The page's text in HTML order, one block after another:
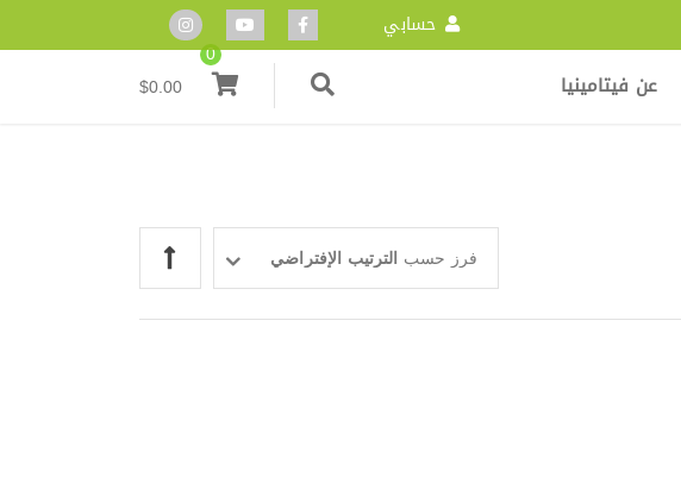
حسابي
عن فيتامينيا
0
$0.00
فرز حسب الترتيب الإفتراضي